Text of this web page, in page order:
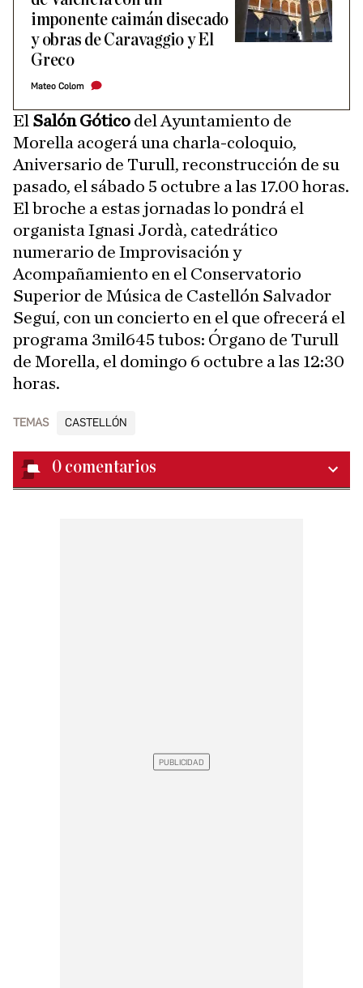
imponente caimán disecado
y obras de Caravaggio y El
Greco
Mateo Colom
El Salón Gótico del Ayuntamiento de
Morella acogerá una charla-coloquio,
Aniversario de Turull, reconstrucción de su
pasado, el sábado 5 octubre a las 17.00 horas.
El broche a estas jornadas lo pondrá el
organista Ignasi Jordà, catedrático
numerario de Improvisación y
Acompañamiento en el Conservatorio
Superior de Música de Castellón Salvador
Seguí, con un concierto en el que ofrecerá el
programa 3mil645 tubos: Órgano de Turull
de Morella, el domingo 6 octubre a las 12:30
horas.
TEMAS CASTELLÓN
0 comentarios